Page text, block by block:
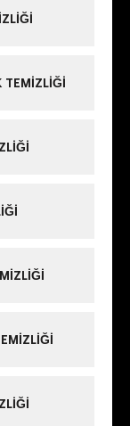
TEMIZLIĞI